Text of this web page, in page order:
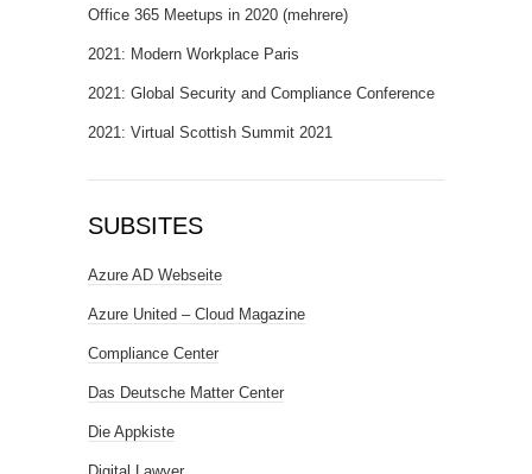
Office 365 Meetups in 2020 (mehrere)
2021: Modern Workplace Paris
2021: Global Security and Compliance Conference
2021: Virtual Scottish Summit 2021
SUBSITES
Azure AD Webseite
Azure United – Cloud Magazine
Compliance Center
Das Deutsche Matter Center
Die Appkiste